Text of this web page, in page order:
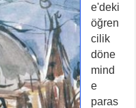
e'deki
öğren
cilik
döne
mind
e
paras